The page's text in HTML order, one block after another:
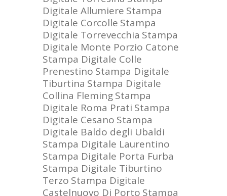
Digitale Allumiere Stampa
Digitale Corcolle Stampa
Digitale Torrevecchia Stampa
Digitale Monte Porzio Catone
Stampa Digitale Colle
Prenestino Stampa Digitale
Tiburtina Stampa Digitale
Collina FlemingStampa
Digitale Roma Prati Stampa
Digitale Cesano Stampa
Digitale Baldo degli Ubaldi
Stampa Digitale Laurentino
Stampa Digitale Porta Furba
Stampa Digitale Tiburtino
Terzo Stampa Digitale
Castelnuovo Di Porto Stampa